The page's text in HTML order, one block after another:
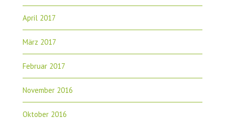
April 2017
März 2017
Februar 2017
November 2016
Oktober 2016